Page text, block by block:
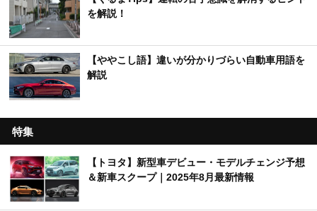
を解説！
【ややこし語】違いが分かりづらい自動車用語を
解説
特集
【トヨタ】新型車デビュー・モデルチェンジ予想
＆新車スクープ｜2025年8月最新情報